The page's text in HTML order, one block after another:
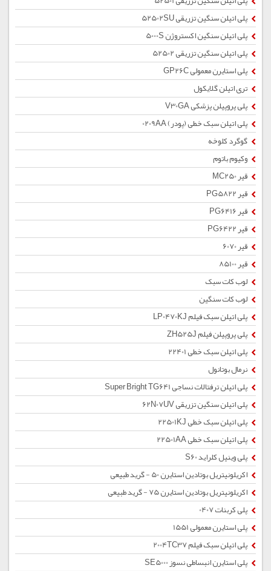
پلی اتیلن سنگین تزریقی 52502SU
پلی اتیلن سنگین اکستروژن 5000S
پلی اتیلن سنگین تزریقی 52502
پلی استایرن معمولی GP26C
تری اتیلن گلایکول
پلی پروپیلن پزشکی V30GA
پلی اتیلن سبک خطی (پودر) 0209AA
گوگرد کلوخه
وکیوم باتوم
قیر MC250
قیر PG5822
قیر PG6416
قیر PG6422
قیر 6070
قیر 85100
لوب کات سبک
لوب کات سنگین
پلی اتیلن سبک فیلم LP0470KJ
پلی پروپیلن فیلم ZH525J
پلی اتیلن سبک خطی 22401
نرمال بوتانول
پلی اتیلن ترفتالات نساجی Super Bright TG641
پلی اتیلن سنگین تزریقی 62N07UV
پلی اتیلن سبک خطی 22501KJ
پلی اتیلن سبک خطی 22501AA
پلی وینیل کلراید S60
اکریلونیتریل بوتادین استایرن 50 - گرید طبیعی
اکریلونیتریل بوتادین استایرن 75 - گرید طبیعی
پلی کربنات 0407
پلی استایرن معمولی 1551
پلی اتیلن سبک فیلم 2004TC37
پلی استایرن انبساطی نسوز SE5000